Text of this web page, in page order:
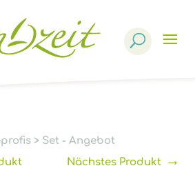
> Set - Angebot
Nächstes Produkt→